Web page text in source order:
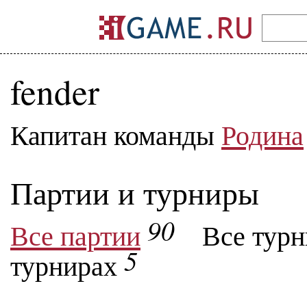
fender
Капитан команды Родина
Партии и турниры
Все партии 90
Все
турнирах5